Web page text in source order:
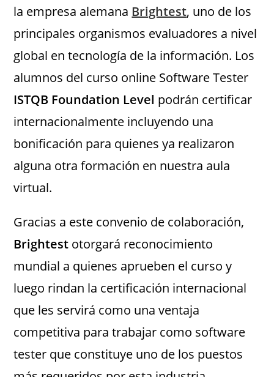
la empresa alemana Brightest, uno de los
principales organismos evaluadores a nivel
global en tecnología de la información. Los
alumnos del curso online Software Tester
ISTQB Foundation Level podrán certificar
internacionalmente incluyendo una
bonificación para quienes ya realizaron
alguna otra formación en nuestra aula
virtual.
Gracias a este convenio de colaboración,
Brightest otorgará reconocimiento
mundial a quienes aprueben el curso y
luego rindan la certificación internacional
que les servirá como una ventaja
competitiva para trabajar como software
tester que constituye uno de los puestos